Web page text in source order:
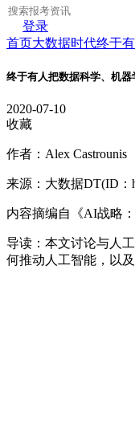
登录
首页大数据时代终于
终于有人把数据科学、机
2020-07-10
收藏
作者：Alex Castrounis
来源：大数据DT(ID：
内容摘编自《AI战略
导读：本文讨论与人
何推动人工智能，以